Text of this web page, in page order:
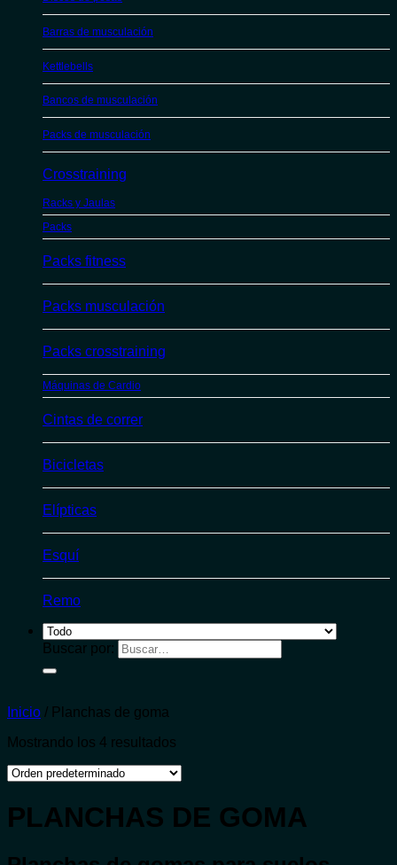
Barras de musculación
Kettlebells
Bancos de musculación
Packs de musculación
Crosstraining
Racks y Jaulas
Packs
Packs fitness
Packs musculación
Packs crosstraining
Máquinas de Cardio
Cintas de correr
Bicicletas
Elípticas
Esquí
Remo
Buscar por:
Inicio / Planchas de goma
Mostrando los 4 resultados
PLANCHAS DE GOMA